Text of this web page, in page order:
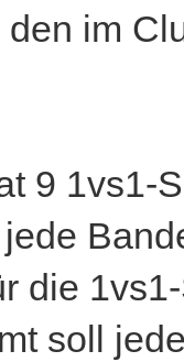
im
9 1vs1-
die
soll